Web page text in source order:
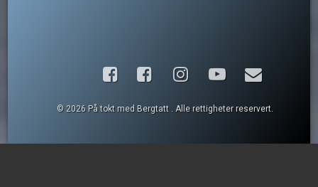
FacebookInstagram
YouTubeE-post
© 2026 På tokt med Bergtatt . Alle rettigheter reservert.